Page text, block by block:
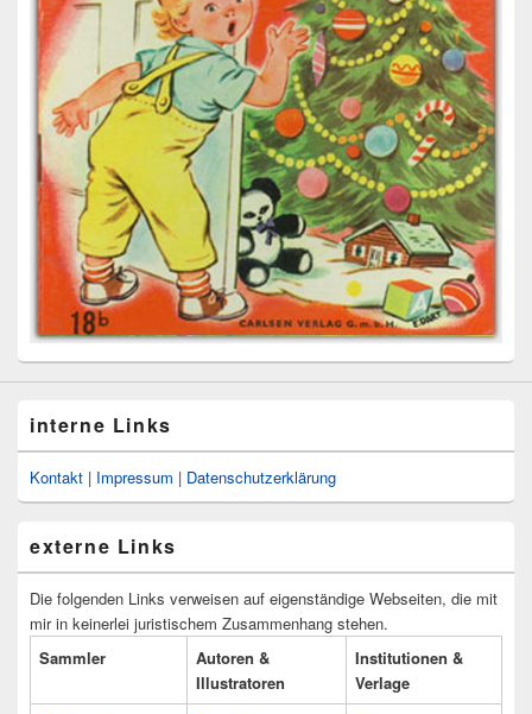
interne Links
Kontakt | Impressum | Datenschutzerklärung
externe Links
Die folgenden Links verweisen auf eigenständige Webseiten, die mit
mir in keinerlei juristischem Zusammenhang stehen.
Sammler
Autoren &
Illustratoren
Institutionen &
Verlage